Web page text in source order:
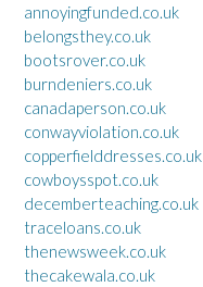
annoyingfunded.co.uk
belongsthey.co.uk
bootsrover.co.uk
burndeniers.co.uk
canadaperson.co.uk
conwayviolation.co.uk
copperfielddresses.co.uk
cowboysspot.co.uk
decemberteaching.co.uk
traceloans.co.uk
thenewsweek.co.uk
thecakewala.co.uk